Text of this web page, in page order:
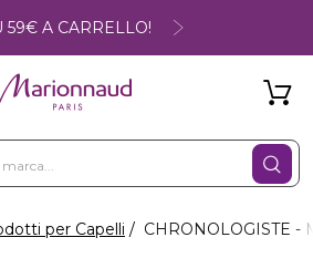
59€ A CARRELLO!
per Capelli CHRONOLOGISTE -